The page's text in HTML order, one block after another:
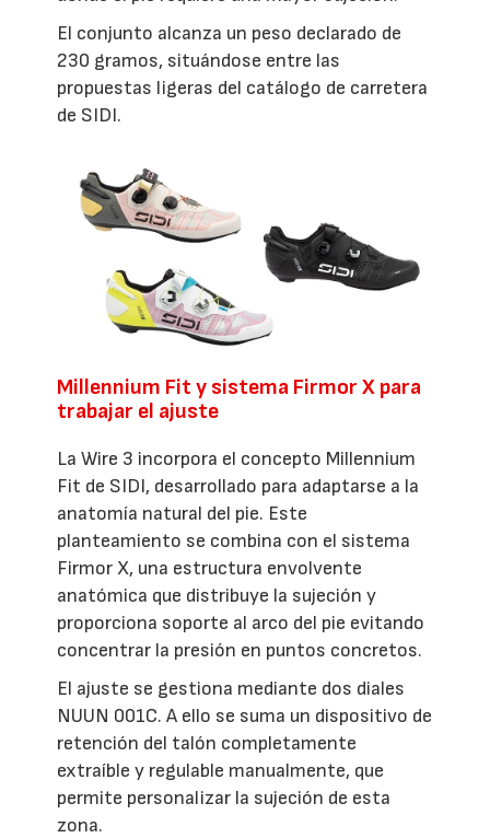
El conjunto alcanza un peso declarado de
230 gramos, situándose entre las
propuestas ligeras del catálogo de carretera
de SIDI.
Millennium Fit y sistema Firmor X para
trabajar el ajuste
La Wire 3 incorpora el concepto Millennium
Fit de SIDI, desarrollado para adaptarse a la
anatomía natural del pie. Este
planteamiento se combina con el sistema
Firmor X, una estructura envolvente
anatómica que distribuye la sujeción y
proporciona soporte al arco del pie evitando
concentrar la presión en puntos concretos.
El ajuste se gestiona mediante dos diales
NUUN 001C. A ello se suma un dispositivo de
retención del talón completamente
extraíble y regulable manualmente, que
permite personalizar la sujeción de esta
zona.